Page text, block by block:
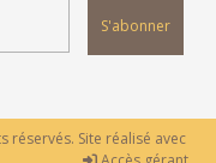
S'abonner
réservés. Site réalisé avec